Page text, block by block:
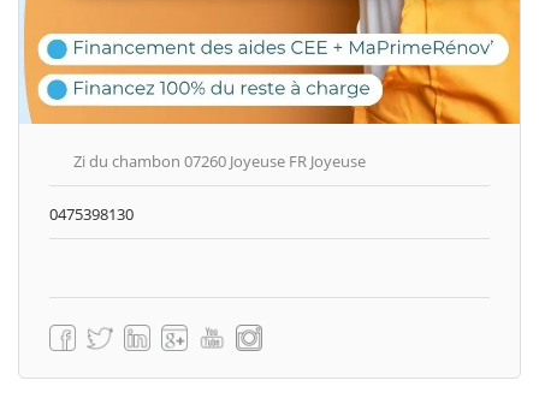
Zi du chambon 07260 Joyeuse FR Joyeuse
0475398130